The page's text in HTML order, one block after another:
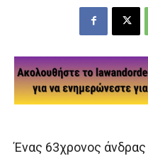
Ένας 63χρονος